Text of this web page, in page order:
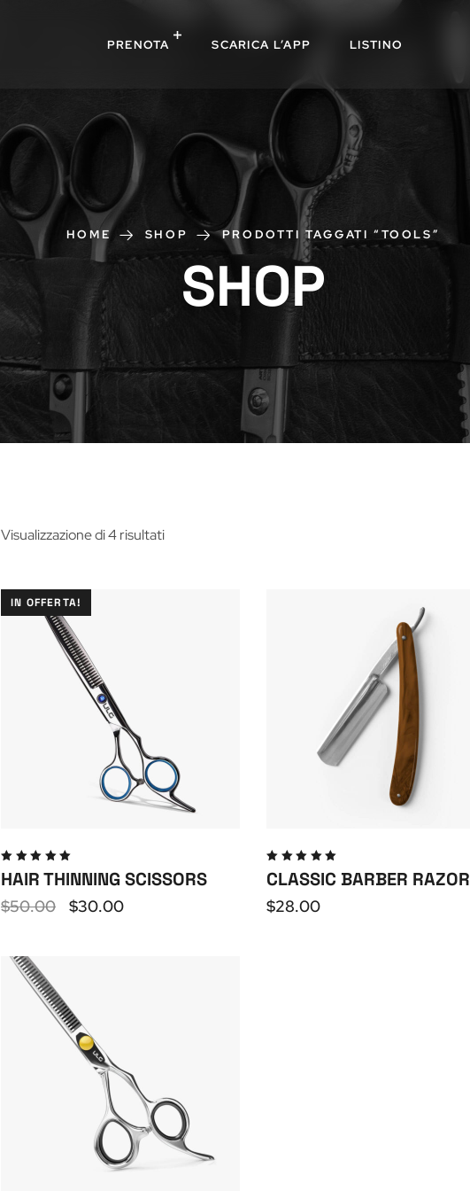
PRENOTA SCARICA L’APP LISTINO
HOME SHOP PRODOTTI TAGGATI “TOOLS”
SHOP
Visualizzazione di 4 risultati
IN OFFERTA!
HAIR THINNING SCISSORS
Valutato
5.00su
$50.00 $30.00
CLASSIC BARBER RAZOR
Valutato
5.00su
$28.00